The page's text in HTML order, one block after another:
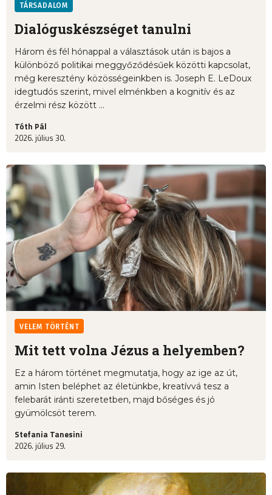
TÁRSADALOM
Dialóguskészséget tanulni
Három és fél hónappal a választások után is bajos a
különböző politikai meggyőződésűek közötti kapcsolat,
még keresztény közösségeinkben is. Joseph E. LeDoux
idegtudós szerint, mivel elménkben a kognitív és az
érzelmi rész között ...
Tóth Pál
2026. július 30.
VELEM TÖRTÉNT
Mit tett volna Jézus a helyemben?
Ez a három történet megmutatja, hogy az ige az út,
amin Isten beléphet az életünkbe, kreatívvá tesz a
felebarát iránti szeretetben, majd bőséges és jó
gyümölcsöt terem.
Stefania Tanesini
2026. július 29.